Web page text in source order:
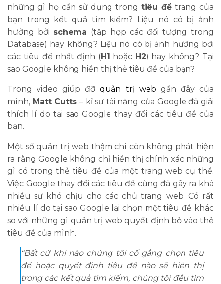
những gì họ cần sử dụng trong tiêu đề trang của
bạn trong kết quả tìm kiếm? Liệu nó có bị ảnh
hưởng bởi schema (tập hợp các đối tượng trong
Database) hay không? Liệu nó có bị ảnh hưởng bởi
các tiêu đề nhất định (H1 hoặc H2) hay không? Tại
sao Google không hiển thị thẻ tiêu đề của bạn?
Trong video giúp đỡquản trị web gần đây của
mình, Matt Cutts – kĩ sư tài năng của Google đã giải
thích lí do tại sao Google thay đổi các tiêu đề của
bạn.
Một số quản trị web thậm chí còn không phát hiện
ra rằng Google không chỉ hiển thị chính xác những
gì có trong thẻ tiêu đề của một trang web cụ thể.
Việc Google thay đổi các tiêu đề cũng đã gây ra khá
nhiều sự khó chịu cho các chủ trang web. Có rất
nhiều lí do tại sao Google lại chọn một tiêu đề khác
so với những gì quản trị web quyết định bỏ vào thẻ
tiêu đề của mình.
“Bất cứ khi nào chúng tôi cố gắng chọn tiêu
đề hoặc quyết định tiêu đề nào sẽ hiển thị
trong các kết quả tìm kiếm, chúng tôi đều tìm